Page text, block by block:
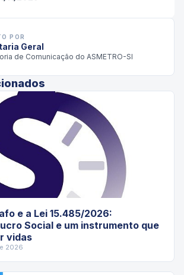
POR
Geral
de Comunicação do ASMETRO-SI
e a Lei 15.485/2026:
Social e um instrumento que
vidas
2026